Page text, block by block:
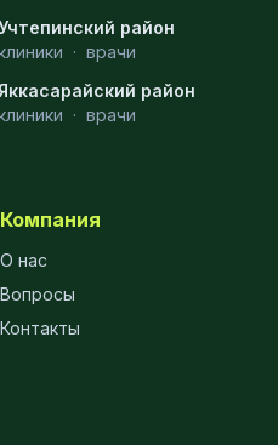
район
· врачи
Яккасарайский район
· врачи
Компания
О нас
Вопросы
Контакты